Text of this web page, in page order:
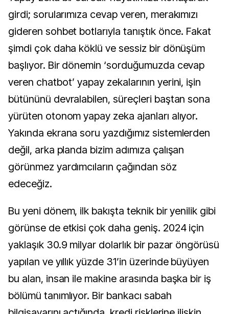
girdi; sorularımıza cevap veren, merakımızı
gideren sohbet botlarıyla tanıştık önce. Fakat
şimdi çok daha köklü ve sessiz bir dönüşüm
başlıyor. Bir dönemin ‘sorduğumuzda cevap
veren chatbot’ yapay zekalarının yerini, işin
bütününü devralabilen, süreçleri baştan sona
yürüten otonom yapay zeka ajanları alıyor.
Yakında ekrana soru yazdığımız sistemlerden
değil, arka planda bizim adımıza çalışan
görünmez yardımcıların çağından söz
edeceğiz.
Bu yeni dönem, ilk bakışta teknik bir yenilik gibi
görünse de etkisi çok daha geniş. 2024 için
yaklaşık 30.9 milyar dolarlık bir pazar öngörüsü
yapılan ve yıllık yüzde 31’in üzerinde büyüyen
bu alan, insan ile makine arasında başka bir iş
bölümü tanımlıyor. Bir bankacı sabah